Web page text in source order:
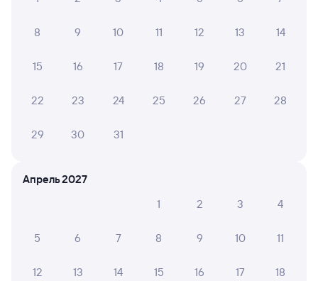
138Ы Проходящий 8
Усолье-Сибирское
08:52 09:22
30 м в пути
Дни следования
8 9 10 11 12 13 14
15 16 17 18 19 20 21
22 23 24 25 26 27 28
29 30 31
Апрель 2027
1
2 3 4
5 6 7 8 9 10 11
12 13 14 15 16 17 18